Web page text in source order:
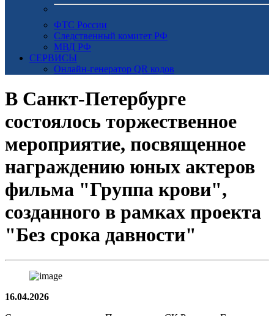
ФТС России
Следственный комитет РФ
МВД РФ
СЕРВИСЫ
Онлайн-генератор QR кодов
В Санкт-Петербурге
состоялось торжественное
мероприятие, посвященное
награждению юных актеров
фильма "Группа крови",
созданного в рамках проекта
"Без срока давности"
16.04.2026